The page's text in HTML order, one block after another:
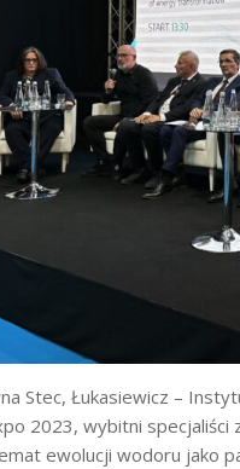
Stec, Łukasiewicz –
2023, wybitni specjaliści
ewolucji wodoru jako